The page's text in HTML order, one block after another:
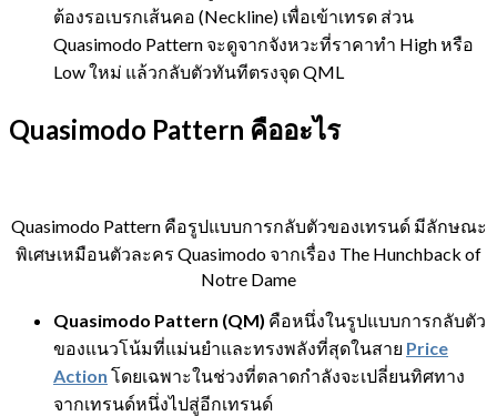
ต้องรอเบรกเส้นคอ (Neckline) เพื่อเข้าเทรด ส่วน
Quasimodo Pattern จะดูจากจังหวะที่ราคาทำ High หรือ
Low ใหม่ แล้วกลับตัวทันทีตรงจุด QML
Quasimodo Pattern คืออะไร
Quasimodo Pattern คือรูปแบบการกลับตัวของเทรนด์ มีลักษณะ
พิเศษเหมือนตัวละคร Quasimodo จากเรื่อง The Hunchback of
Notre Dame
Quasimodo Pattern (QM) คือหนึ่งในรูปแบบการกลับตัว
ของแนวโน้มที่แม่นยำและทรงพลังที่สุดในสาย Price
Action โดยเฉพาะในช่วงที่ตลาดกำลังจะเปลี่ยนทิศทาง
จากเทรนด์หนึ่งไปสู่อีกเทรนด์